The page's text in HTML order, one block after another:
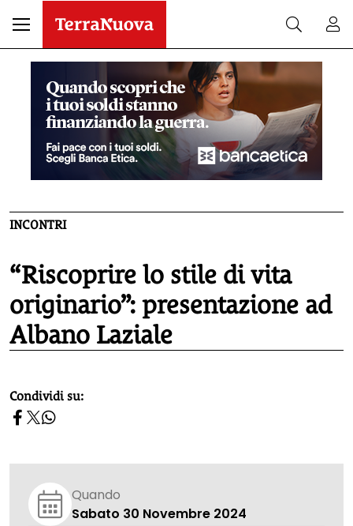
INCONTRI
“Riscoprire lo stile di vita
originario”: presentazione ad
Albano Laziale
homepage h2
Condividi su:
Quando
Sabato 30 Novembre 2024